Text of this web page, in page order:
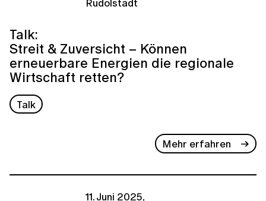
Talk:
Streit & Zuversicht – Können
erneuerbare Energien die regionale
Wirtschaft retten?
Talk
Mehr erfahren
11. Juni 2025,